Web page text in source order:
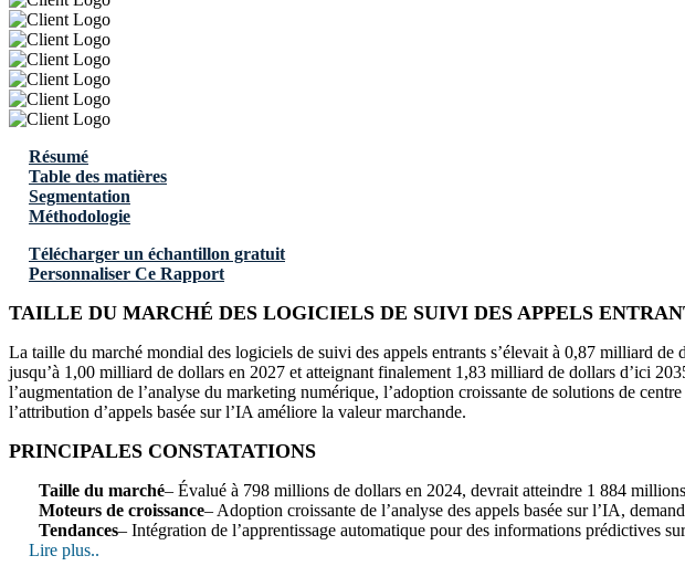
Résumé
Table des matières
Segmentation
Méthodologie
Télécharger un échantillon gratuit
Personnaliser Ce Rapport
TAILLE DU MARCHÉ DES LOGICIELS DE SUIVI DES APPELS
La taille du marché mondial des logiciels de suivi des appels entrants s’élevait à 0,87 milliard
jusqu’à 1,00 milliard de dollars en 2027 et atteignant finalement 1,83 milliard de dollars d’ici
l’augmentation de l’analyse du marketing numérique, l’adoption croissante de solutions de
l’attribution d’appels basée sur l’IA améliore la valeur marchande.
PRINCIPALES CONSTATATIONS
Taille du marché– Évalué à 798 millions de dollars en 2024, devrait atteindre 1 884
Moteurs de croissance– Adoption croissante de l’analyse des appels basée sur l’IA,
Tendances– Intégration de l’apprentissage automatique pour des informations prédictives
Lire plus..